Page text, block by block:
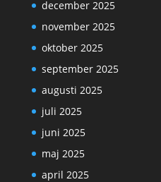
december 2025
november 2025
oktober 2025
september 2025
augusti 2025
juli 2025
juni 2025
maj 2025
april 2025